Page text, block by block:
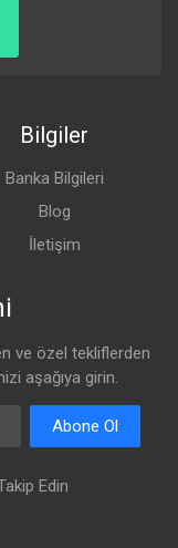
Bilgiler
Banka Bilgileri
Blog
İletişim
ve özel tekliflerden
aşağıya girin.
Abone Ol
Edin